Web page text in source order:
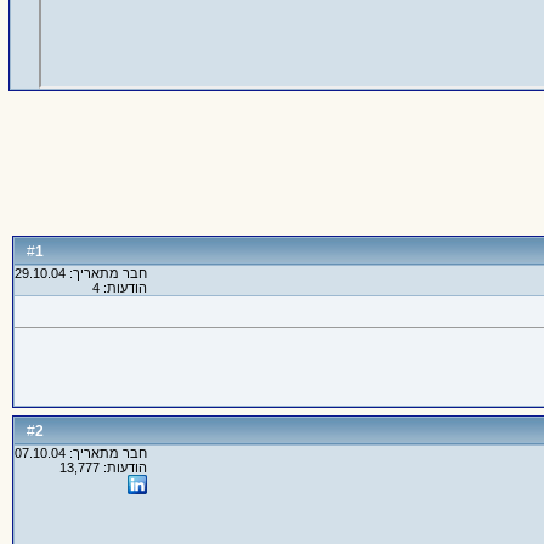
#
1
חבר מתאריך: 29.10.04
הודעות: 4
#
2
חבר מתאריך: 07.10.04
הודעות: 13,777